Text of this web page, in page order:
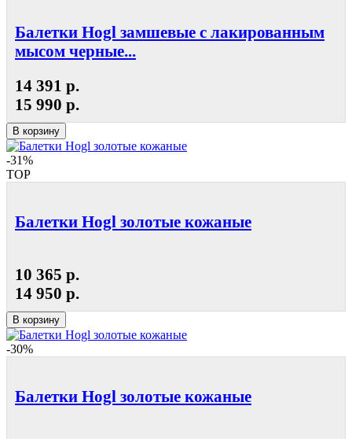
Балетки Hogl замшевые с лакированным
мысом черные...
14 391 р.
15 990 р.
В корзину
-31%
TOP
Балетки Hogl золотые кожаные
10 365 р.
14 950 р.
В корзину
-30%
Балетки Hogl золотые кожаные